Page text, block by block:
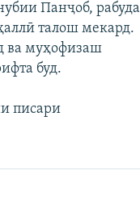
Панҷоб, рабуда
талош мекард.
ва муҳофизаш
буд.
писари